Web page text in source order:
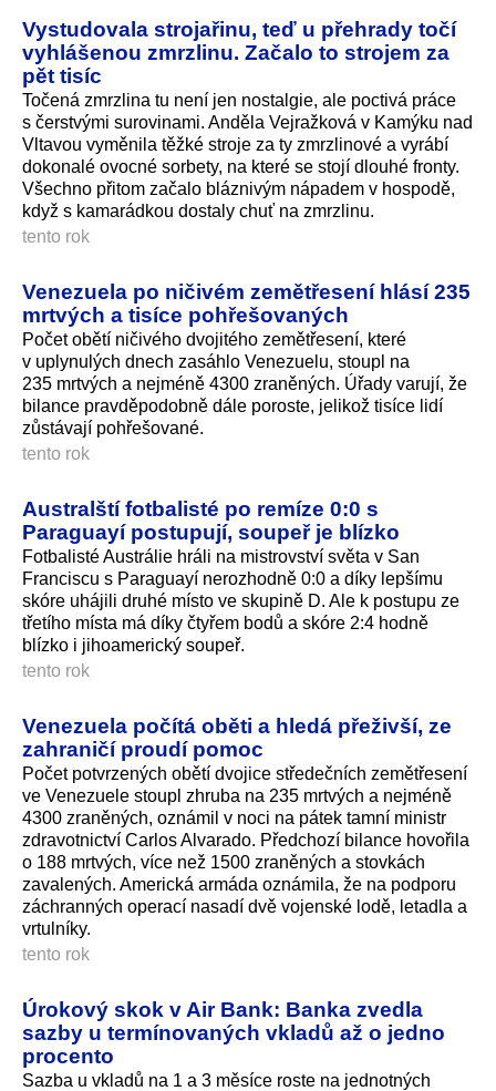
Vystudovala strojařinu, teď u přehrady točí
vyhlášenou zmrzlinu. Začalo to strojem za
pět tisíc
Točená zmrzlina tu není jen nostalgie, ale poctivá práce
s čerstvými surovinami. Anděla Vejražková v Kamýku nad
Vltavou vyměnila těžké stroje za ty zmrzlinové a vyrábí
dokonalé ovocné sorbety, na které se stojí dlouhé fronty.
Všechno přitom začalo bláznivým nápadem v hospodě,
když s kamarádkou dostaly chuť na zmrzlinu.
tento rok
Venezuela po ničivém zemětřesení hlásí 235
mrtvých a tisíce pohřešovaných
Počet obětí ničivého dvojitého zemětřesení, které
v uplynulých dnech zasáhlo Venezuelu, stoupl na
235 mrtvých a nejméně 4300 zraněných. Úřady varují, že
bilance pravděpodobně dále poroste, jelikož tisíce lidí
zůstávají pohřešované.
tento rok
Australští fotbalisté po remíze 0:0 s
Paraguayí postupují, soupeř je blízko
Fotbalisté Austrálie hráli na mistrovství světa v San
Franciscu s Paraguayí nerozhodně 0:0 a díky lepšímu
skóre uhájili druhé místo ve skupině D. Ale k postupu ze
třetího místa má díky čtyřem bodů a skóre 2:4 hodně
blízko i jihoamerický soupeř.
tento rok
Venezuela počítá oběti a hledá přeživší, ze
zahraničí proudí pomoc
Počet potvrzených obětí dvojice středečních zemětřesení
ve Venezuele stoupl zhruba na 235 mrtvých a nejméně
4300 zraněných, oznámil v noci na pátek tamní ministr
zdravotnictví Carlos Alvarado. Předchozí bilance hovořila
o 188 mrtvých, více než 1500 zraněných a stovkách
zavalených. Americká armáda oznámila, že na podporu
záchranných operací nasadí dvě vojenské lodě, letadla a
vrtulníky.
tento rok
Úrokový skok v Air Bank: Banka zvedla
sazby u termínovaných vkladů až o jedno
procento
Sazba u vkladů na 1 a 3 měsíce roste na jednotných